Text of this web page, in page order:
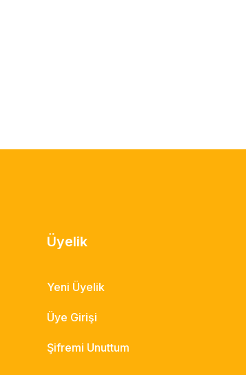
Üyelik
Yeni Üyelik
Üye Girişi
Şifremi Unuttum